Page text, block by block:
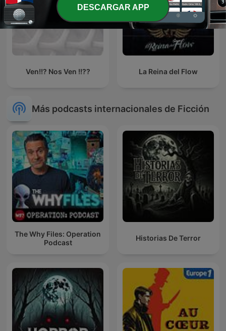
Ven!!? Nos Ven !!?? La Reina del Flow
Más podcasts internacionales de Ficción
The Why Files: Operation
Podcast
Historias De Terror
DESCARGAR APP